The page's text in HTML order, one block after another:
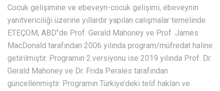
Cocuk gelişimine ve ebeveyn-cocuk gelişimi, ebeveynin
yanıtvericiliği üzerine yıllardır yapılan calışmalar temelinde
ETEÇOM, ABD’’de Prof. Gerald Mahoney ve Prof. James
MacDonald tarafından 2006 yılında program/müfredat haline
getirilmiştir. Programın 2.versiyonu ise 2019 yılında Prof. Dr.
Gerald Mahoney ve Dr. Frida Perales tarafından
güncellenmiştir. Programın Türkiye’deki telif hakları ve